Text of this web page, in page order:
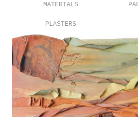
MATERIALS
PLASTERS